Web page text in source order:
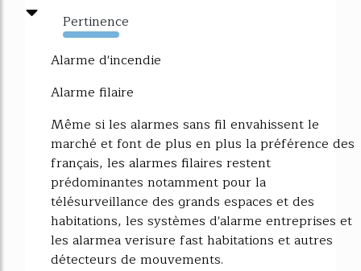
Pertinence
6017%
Alarme d'incendie
Alarme filaire
Même si les alarmes sans fil envahissent le
marché et font de plus en plus la préférence des
français, les alarmes filaires restent
prédominantes notamment pour la
télésurveillance des grands espaces et des
habitations, les systèmes d'alarme entreprises et
les alarmea verisure fast habitations et autres
détecteurs de mouvements.